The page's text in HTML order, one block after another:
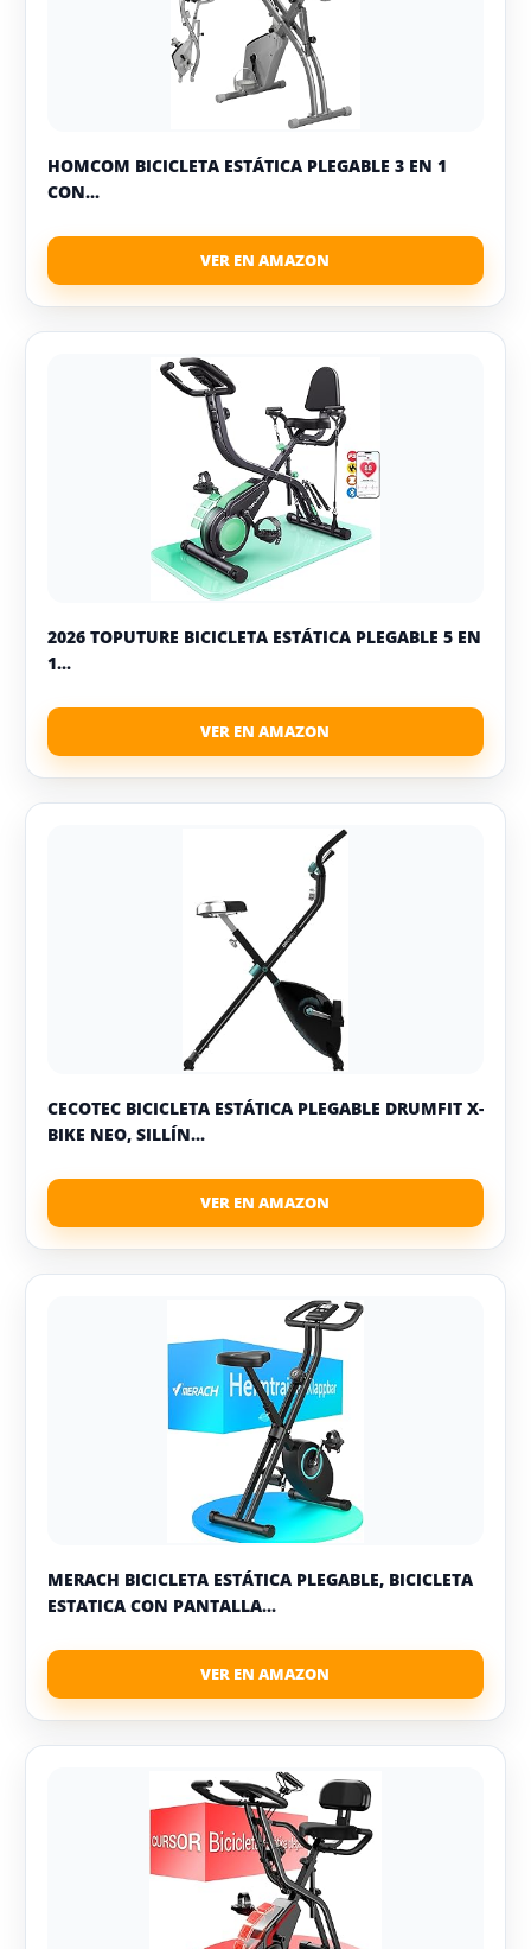
HOMCOM BICICLETA ESTÁTICA PLEGABLE 3 EN 1
CON...
2026 TOPUTURE BICICLETA ESTÁTICA PLEGABLE 5 EN
1...
CECOTEC BICICLETA ESTÁTICA PLEGABLE DRUMFIT X-
BIKE NEO, SILLÍN...
MERACH BICICLETA ESTÁTICA PLEGABLE, BICICLETA
ESTATICA CON PANTALLA...